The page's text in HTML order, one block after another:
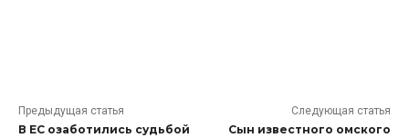
Предыдущая статья
В ЕС озаботились судьбой
Следующая статья
Сын известного омского